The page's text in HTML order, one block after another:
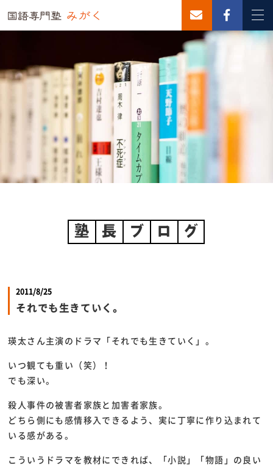
塾 長 ブ ロ グ
2011/8/25
それでも生きていく。
瑛太さん主演のドラマ「それでも生きていく」。
いつ観ても重い（笑）！
でも深い。
殺人事件の被害者家族と加害者家族。
どちら側にも感情移入できるよう、実に丁寧に作り込まれて
いる感がある。
こういうドラマを教材にできれば、「小説」「物語」の良い